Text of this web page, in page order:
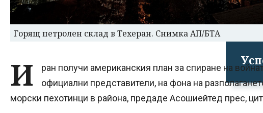
Горящ петролен склад в Техеран. Снимка АП/БТА
И
ран получи американския план за спиране на
официални представители, на фона на
морски пехотинци в района, предаде Асошиейтед прес,